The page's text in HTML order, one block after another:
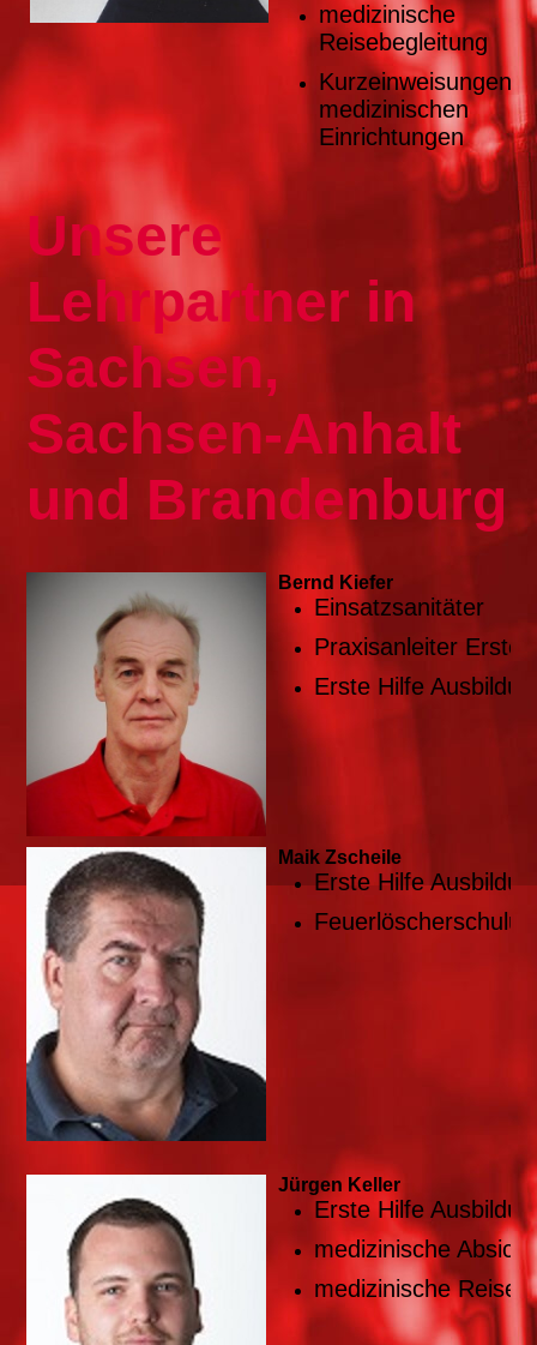
medizinische
Reisebegleitung
Kurzeinweisungen in
medizinischen
Einrichtungen
Unsere
Lehrpartner in
Sachsen,
Sachsen-Anhalt
und Brandenburg
Bernd Kiefer
Einsatzsanitäter
Praxisanleiter Erste
Erste Hilfe
Maik Zscheile
Erste Hilfe
Jürgen Keller
Erste Hilfe
medizinische
medizinische